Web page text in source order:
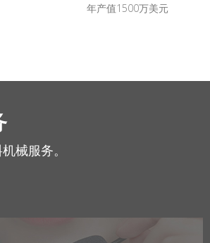
年产值1500万美元
械服务。